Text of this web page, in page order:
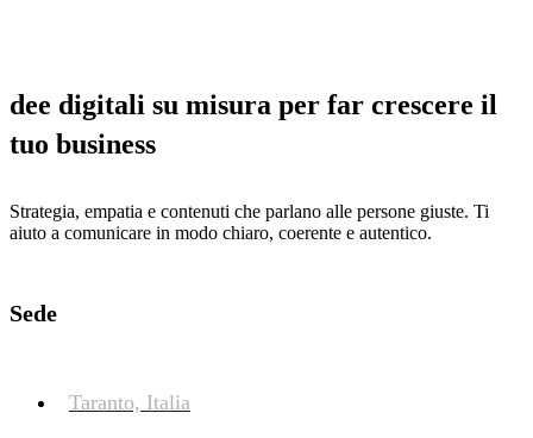
dee digitali su misura per far crescere il
tuo business
Strategia, empatia e contenuti che parlano alle persone giuste. Ti
aiuto a comunicare in modo chiaro, coerente e autentico.
Sede
Taranto, Italia